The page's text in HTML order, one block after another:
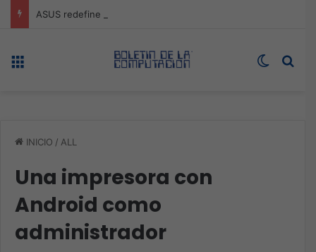
Switch
INICIO / ALL
Una impresora con
Android como
administrador